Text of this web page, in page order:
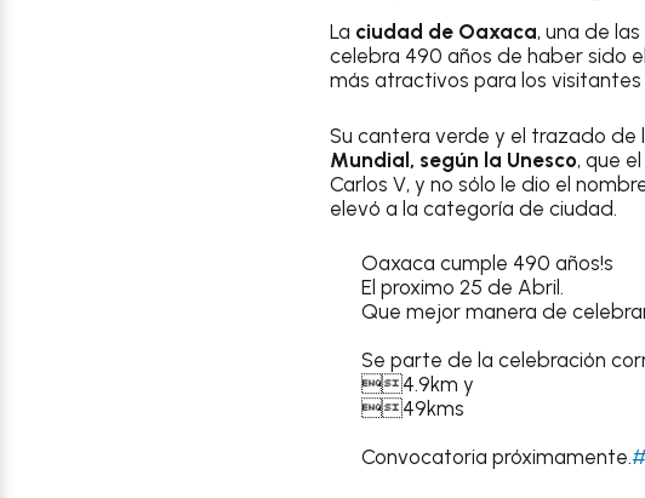
La ciudad de Oaxaca, una de
celebra 490 años de haber sido
más atractivos para los
Su cantera verde y el trazado
Mundial, según la Unesco, que
Carlos V, y no sólo le dio el
elevó a la categoría de ciudad.
Oaxaca cumple 490 años!s
El proximo 25 de Abril.
Que mejor manera de
Se parte de la celebración
4.9km y
49kms
Convocatoria próximamente.